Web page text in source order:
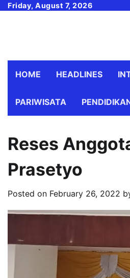
SkipFriday, August 7, 2026
HOME HEADLINES
PARIWISATA
Reses
Prasetyo
Posted on February 26, 2022